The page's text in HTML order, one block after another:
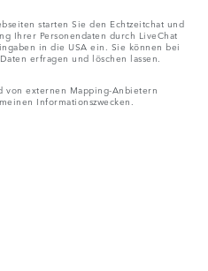
starten Sie den Echtzeitchat und
Ihrer Personendaten durch LiveChat
in die USA ein. Sie können bei
erfragen und löschen lassen.
von externen Mapping-Anbietern
Informationszwecken.